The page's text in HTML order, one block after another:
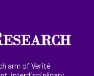
arm of Verité